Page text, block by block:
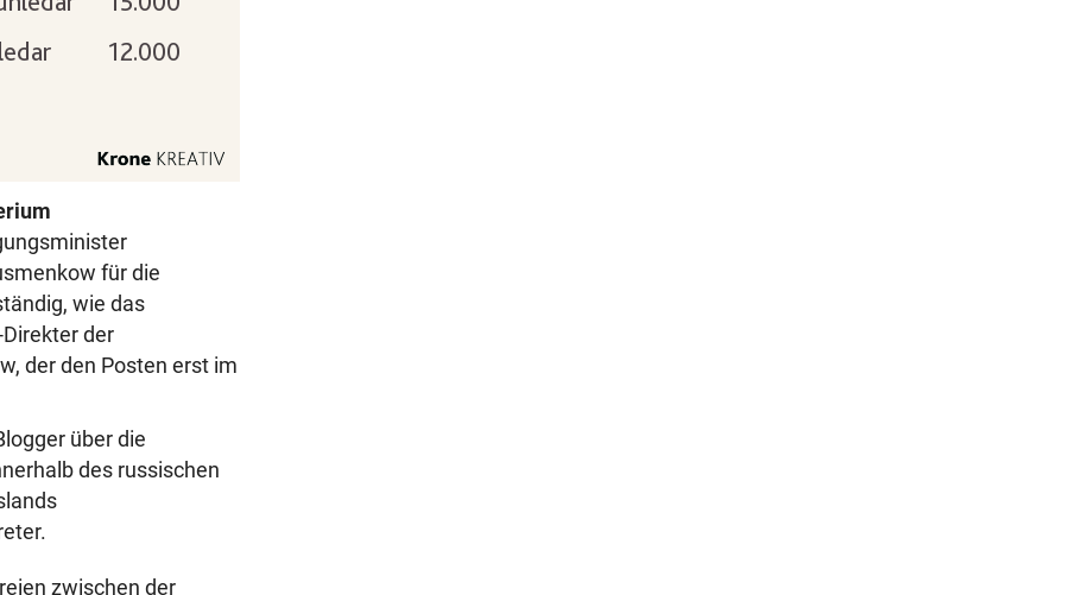
für die
wie das
der
der den Posten erst im
über die
des russischen
zwischen der